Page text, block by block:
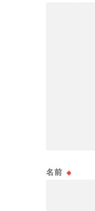
名前 ※